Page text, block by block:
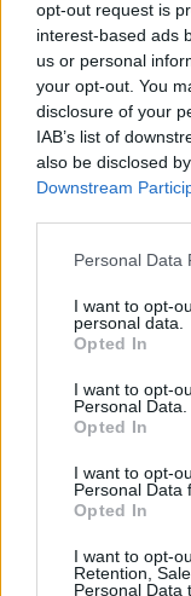
opt-out request is
interest-based ads
us or personal
your opt-out. You
disclosure of your
IAB’s list of
also be disclosed
Downstream
Please note that
not limited to your
grant or deny
use your data for
consent section.
Personal Data
I want to opt-
personal data.
Opted In
I want to opt-
Personal Data.
Opted In
I want to opt-
Personal Data
Opted In
I want to opt-
Retention,
Personal Data
Gilet da
Categorie
Abrasivi
I prodotti abrasivi
Antincendio
Estintori